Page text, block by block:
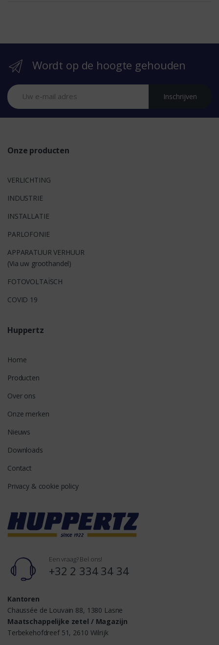
r
Wordt op de hoogte gehouden
Inschrijven
Onze producten
VERLICHTING
INDUSTRIE
INSTALLATIE
PARLOFONIE
APPARATUUR VERHUUR
(Via uw groothandel)
FOTOVOLTAÏSCH
COVID 19
Huppertz
Home
Producten
Over ons
Onze merken
Nieuws
Downloads
Contact
Privacy & cookie policy
Een vraag? Bel ons!
+32 2 334 34 34
Kantoren
Chaussée de Louvain 88, 1380 Lasne
Maatschappelijke zetel / Magazijn
Terbekehofdreef 51, 2610 Wilrijk